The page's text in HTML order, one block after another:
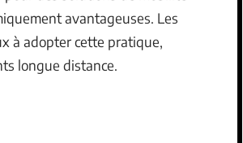
avantageuses. Les
à adopter cette pratique,
longue distance.